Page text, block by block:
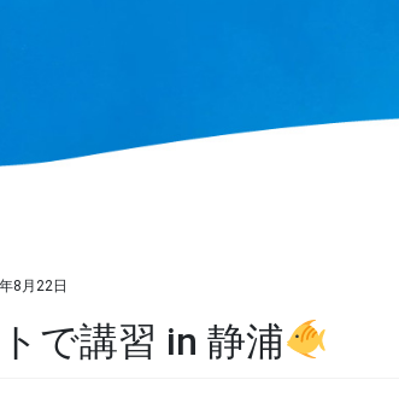
8月22日
で講習 in 静浦